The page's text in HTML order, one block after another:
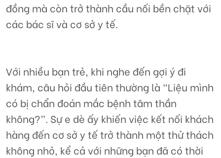
đồng mà còn trở thành cầu nối bền chặt với
các bác sĩ và cơ sở y tế.
Với nhiều bạn trẻ, khi nghe đến gợi ý đi
khám, câu hỏi đầu tiên thường là “Liệu mình
có bị chẩn đoán mắc bệnh tâm thần
không?”. Sự e dè ấy khiến việc kết nối khách
hàng đến cơ sở y tế trở thành một thử thách
không nhỏ, kể cả với những bạn đã có thời